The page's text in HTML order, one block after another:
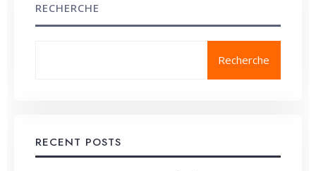
RECHERCHE
Recherche
RECENT POSTS